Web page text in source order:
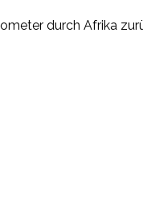
durch Afrika